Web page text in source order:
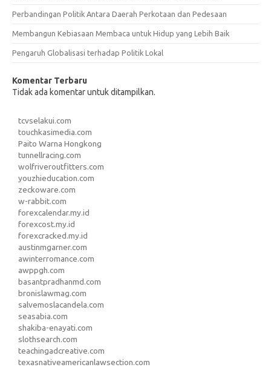
Perbandingan Politik Antara Daerah Perkotaan dan Pedesaan
Membangun Kebiasaan Membaca untuk Hidup yang Lebih Baik
Pengaruh Globalisasi terhadap Politik Lokal
Komentar Terbaru
Tidak ada komentar untuk ditampilkan.
tcvselakui.com
touchkasimedia.com
Paito Warna Hongkong
tunnellracing.com
wolfriveroutfitters.com
youzhieducation.com
zeckoware.com
w-rabbit.com
forexcalendar.my.id
forexcost.my.id
forexcracked.my.id
austinmgarner.com
awinterromance.com
awppgh.com
basantpradhanmd.com
bronislawmag.com
salvemoslacandela.com
seasabia.com
shakiba-enayati.com
slothsearch.com
teachingadcreative.com
texasnativeamericanlawsection.com